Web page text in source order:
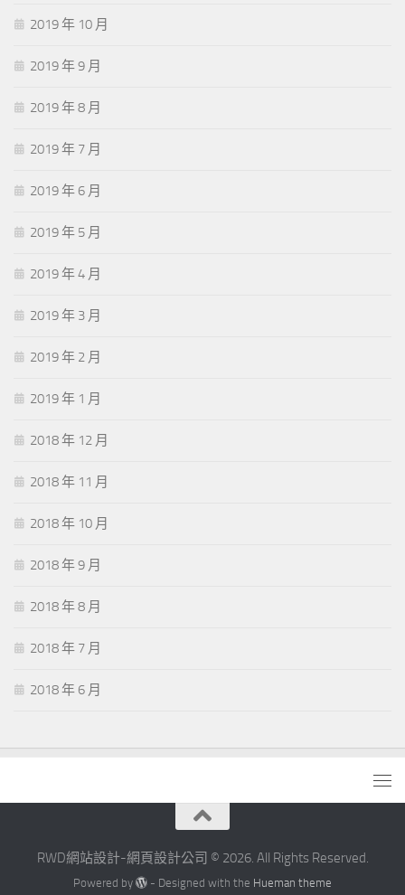
2019 年 10 月
2019 年 9 月
2019 年 8 月
2019 年 7 月
2019 年 6 月
2019 年 5 月
2019 年 4 月
2019 年 3 月
2019 年 2 月
2019 年 1 月
2018 年 12 月
2018 年 11 月
2018 年 10 月
2018 年 9 月
2018 年 8 月
2018 年 7 月
2018 年 6 月
RWD網站設計-網頁設計公司 © 2026. All Rights Reserved.
Powered by - Designed with the Hueman theme